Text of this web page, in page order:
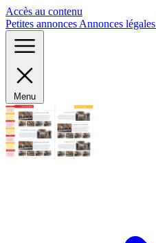
Accès au contenu
Petites annonces Annonces légales
Menu
Panneau de gestion des cookies